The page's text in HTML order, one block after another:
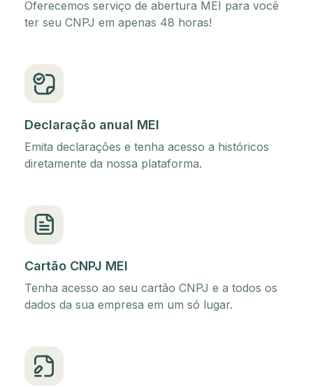
Oferecemos serviço de abertura MEI para você
ter seu CNPJ em apenas 48 horas!
Declaração anual MEI
Emita declarações e tenha acesso a históricos
diretamente da nossa plataforma.
Cartão CNPJ MEI
Tenha acesso ao seu cartão CNPJ e a todos os
dados da sua empresa em um só lugar.